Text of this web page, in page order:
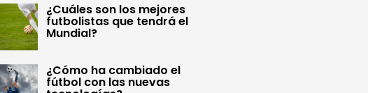
¿Cuáles son los mejores
futbolistas que tendrá el
Mundial?
¿Cómo ha cambiado el
fútbol con las nuevas